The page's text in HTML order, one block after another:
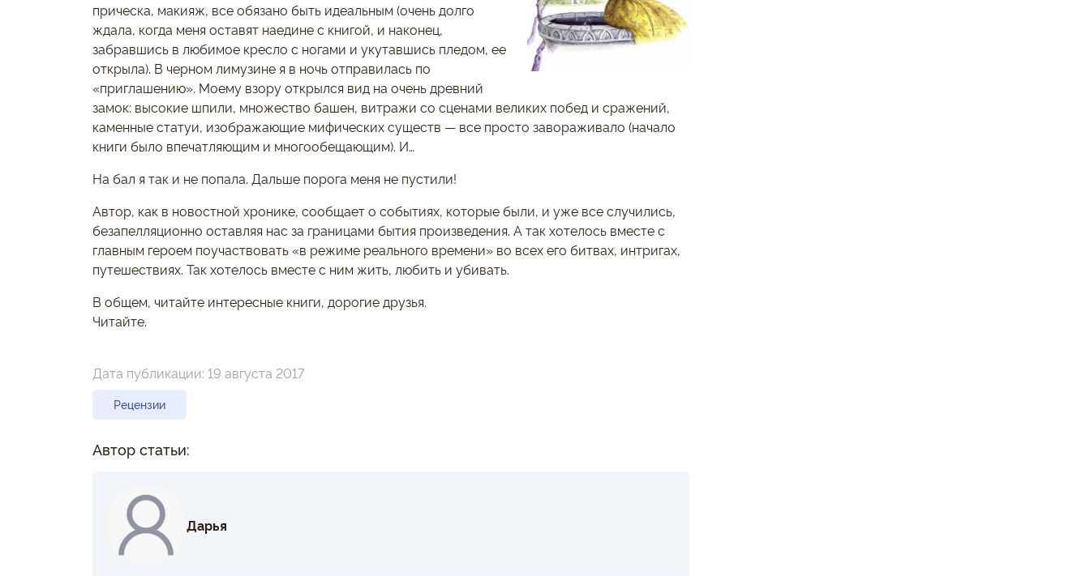
прическа, макияж, все обязано быть идеальным (очень долго
ждала, когда меня оставят наедине с книгой, и наконец,
забравшись в любимое кресло с ногами и укутавшись пледом, ее
открыла). В черном лимузине я в ночь отправилась по
«приглашению». Моему взору открылся вид на очень древний
замок: высокие шпили, множество башен, витражи со сценами великих побед и сражений,
каменные статуи, изображающие мифических существ — все просто завораживало (начало
книги было впечатляющим и многообещающим). И…
На бал я так и не попала. Дальше порога меня не пустили!
Автор, как в новостной хронике, сообщает о событиях, которые были, и уже все случились,
безапелляционно оставляя нас за границами бытия произведения. А так хотелось вместе с
главным героем поучаствовать «в режиме реального времени» во всех его битвах, интригах,
путешествиях. Так хотелось вместе с ним жить, любить и убивать.
В общем, читайте интересные книги, дорогие друзья.
Читайте.
Дата публикации: 19 августа 2017
Рецензии
Автор статьи:
Дарья